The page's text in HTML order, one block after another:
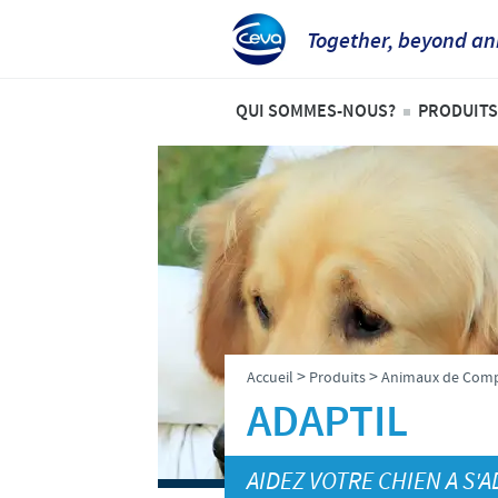
Together, beyond
QUI SOMMES-NOUS?
Aperçu de la société
Ceva en Belgique
Ceva dans le monde
Notre histoire
Notre mission
Nos valeurs
Recherche et développement
Production
PRODUITS
Porcs
Accueil > Produits>Animaux de
ADAPTIL
AIDEZ VOTRE CHIEN A